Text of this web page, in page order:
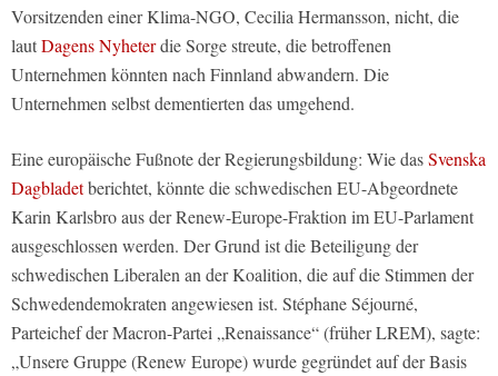
Vorsitzenden einer Klima-NGO, Cecilia Hermansson, nicht, die
lautDagens Nyheterdie Sorge streute, die betroffenen
Unternehmen könnten nach Finnland abwandern. Die
Unternehmen selbst dementierten das umgehend.
Eine europäische Fußnote der Regierungsbildung: Wie dasSvenska
Dagbladetberichtet, könnte die schwedischen EU-Abgeordnete
Karin Karlsbro aus der Renew-Europe-Fraktion im EU-Parlament
ausgeschlossen werden. Der Grund ist die Beteiligung der
schwedischen Liberalen an der Koalition, die auf die Stimmen der
Schwedendemokraten angewiesen ist. Stéphane Séjourné,
Parteichef der Macron-Partei „Renaissance“ (früher LREM), sagte:
„Unsere Gruppe (Renew Europe) wurde gegründet auf der Basis